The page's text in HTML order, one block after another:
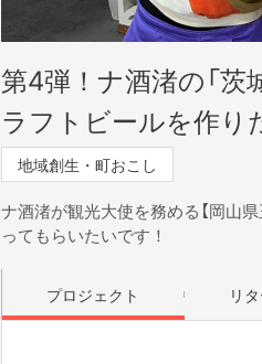
第4弾！ナ酒渚の「
ラフトビールを作り
地域創生・町おこし
ナ酒渚が観光大使を務める【岡山
ってもらいたいです！
プロジェクト リ